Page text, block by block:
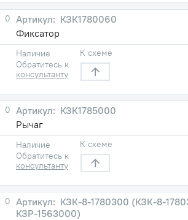
0
КЗК1780060
Фиксатор
Наличие
Обратитесь к
консультанту
К схеме
0
КЗК1785000
Рычаг
Наличие
Обратитесь к
консультанту
К схеме
0
КЗК-8-1780300 (КЗК-8-
КЗР-1563000)